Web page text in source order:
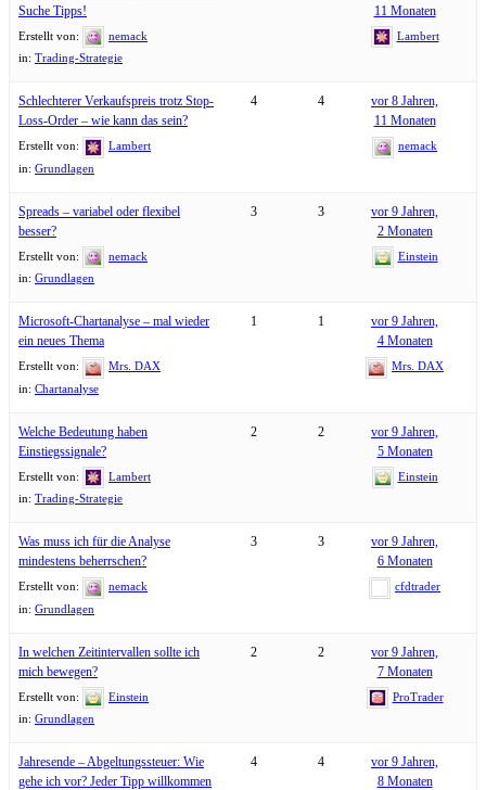
Suche Tipps!
Erstellt von:
nemack
in: Trading-Strategie
11 Monaten
Lambert
Schlechterer Verkaufspreis trotz Stop-
Loss-Order – wie kann das sein?
Erstellt von:
Lambert
in: Grundlagen
4 4
vor 8 Jahren,
11 Monaten
nemack
Spreads – variabel oder flexibel
besser?
Erstellt von:
nemack
in: Grundlagen
3 3
vor 9 Jahren,
2 Monaten
Einstein
Microsoft-Chartanalyse – mal wieder
ein neues Thema
Erstellt von:
Mrs. DAX
in: Chartanalyse
1 1
vor 9 Jahren,
4 Monaten
Mrs. DAX
Welche Bedeutung haben
Einstiegssignale?
Erstellt von:
Lambert
in: Trading-Strategie
2 2
vor 9 Jahren,
5 Monaten
Einstein
Was muss ich für die Analyse
mindestens beherrschen?
Erstellt von:
nemack
in: Grundlagen
3 3
vor 9 Jahren,
6 Monaten
cfdtrader
In welchen Zeitintervallen sollte ich
mich bewegen?
Erstellt von:
Einstein
in: Grundlagen
2 2
vor 9 Jahren,
7 Monaten
ProTrader
Jahresende – Abgeltungssteuer: Wie
gehe ich vor? Jeder Tipp willkommen
4 4
vor 9 Jahren,
8 Monaten